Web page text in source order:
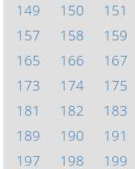
149
150 151
157
158 159
165
166 167
173
174 175
181
182 183
189
190 191
197
198 199